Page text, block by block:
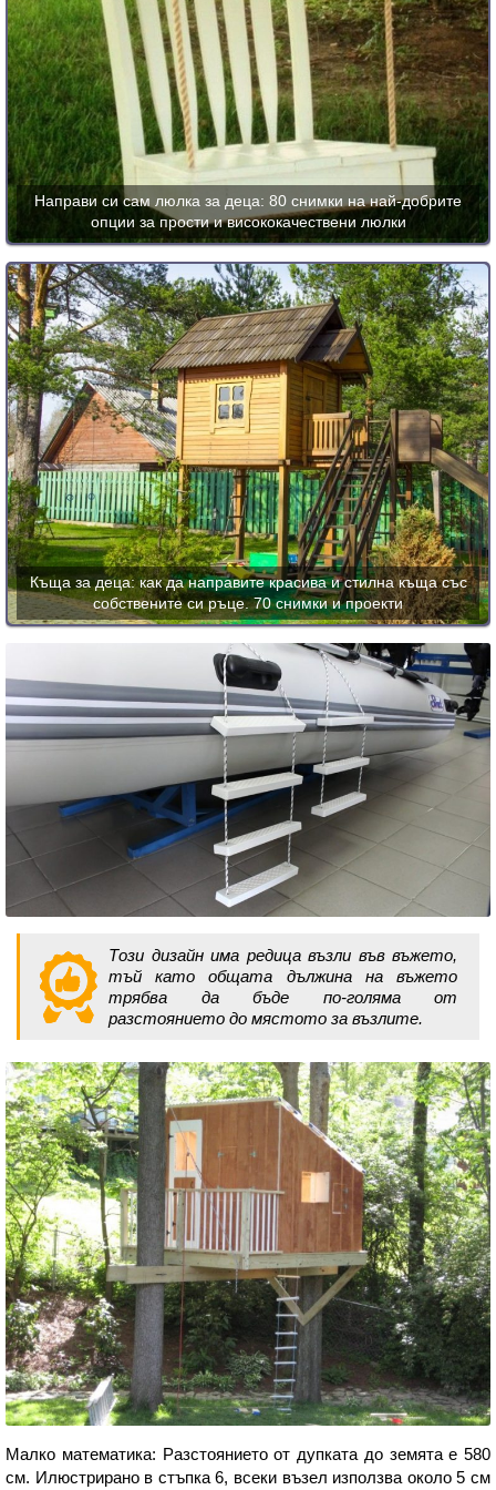
Направи си сам люлка за деца: 80 снимки на най-добрите
опции за прости и висококачествени люлки
Къща за деца: как да направите красива и стилна къща със
собствените си ръце. 70 снимки и проекти
Този дизайн има редица възли във въжето,
тъй като общата дължина на въжето
трябва да бъде по-голяма от
разстоянието до мястото за възлите.
Малко математика: Разстоянието от дупката до земята е 580
см. Илюстрирано в стъпка 6, всеки възел използва около 5 см